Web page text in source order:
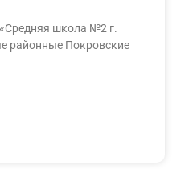
школа №2 г.
районные Покровские